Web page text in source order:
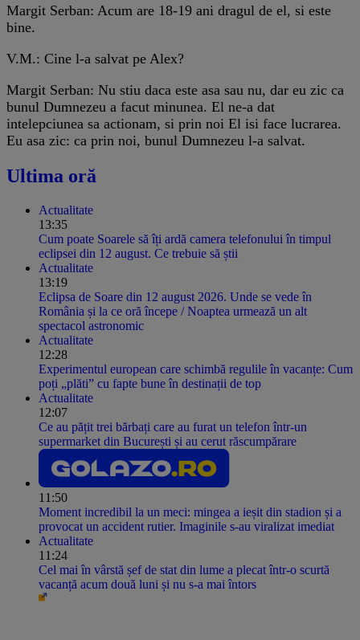
Margit Serban: Acum are 18-19 ani dragul de el, si este
bine.
V.M.: Cine l-a salvat pe Alex?
Margit Serban: Nu stiu daca este asa sau nu, dar eu zic ca
bunul Dumnezeu a facut minunea. El ne-a dat
intelepciunea sa actionam, si prin noi El isi face lucrarea.
Eu asa zic: ca prin noi, bunul Dumnezeu l-a salvat.
Ultima oră
Actualitate
13:35
Cum poate Soarele să îți ardă camera telefonului în timpul
eclipsei din 12 august. Ce trebuie să știi
Actualitate
13:19
Eclipsa de Soare din 12 august 2026. Unde se vede în
România și la ce oră începe / Noaptea urmează un alt
spectacol astronomic
Actualitate
12:28
Experimentul european care schimbă regulile în vacanțe: Cum
poți „plăti” cu fapte bune în destinații de top
Actualitate
12:07
Ce au pățit trei bărbați care au furat un telefon într-un
supermarket din București și au cerut răscumpărare
11:50
Moment incredibil la un meci: mingea a ieșit din stadion și a
provocat un accident rutier. Imaginile s-au viralizat imediat
Actualitate
11:24
Cel mai în vârstă șef de stat din lume a plecat într-o scurtă
vacanță acum două luni și nu s-a mai întors